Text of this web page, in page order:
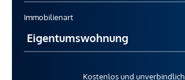
Immobilienart
Kostenlos und unverbindlich